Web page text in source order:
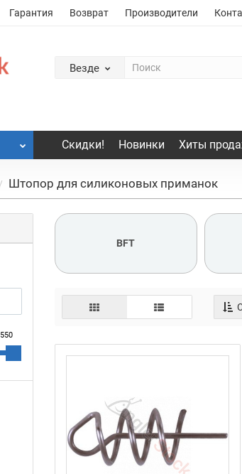
Гарантия Возврат Производители
Везде
Скидки! Новинки Хиты
Штопор для силиконовых приманок
550
BFT